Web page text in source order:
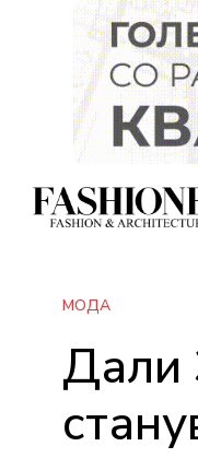
МОДА
Дали